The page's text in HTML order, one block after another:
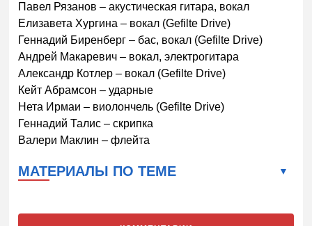
Павел Рязанов – акустическая гитара, вокал
Елизавета Хургина – вокал (Gefilte Drive)
Геннадий Биренберг – бас, вокал (Gefilte Drive)
Андрей Макаревич – вокал, электрогитара
Александр Котлер – вокал (Gefilte Drive)
Кейт Абрамсон – ударные
Нета Ирмаи – виолончель (Gefilte Drive)
Геннадий Талис – скрипка
Валери Маклин – флейта
МАТЕРИАЛЫ ПО ТЕМЕ